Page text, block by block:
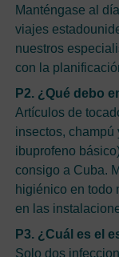
Manténgase al
viajes
nuestros
con la
P2. ¿Qué debo
Artículos de
insectos, champú
ibuprofeno
consigo a Cuba.
higiénico en todo
en las
P3. ¿Cuál es el
Solo dos